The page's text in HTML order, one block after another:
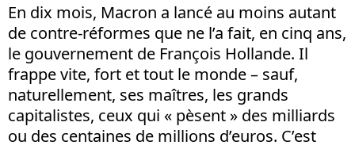
En dix mois, Macron a lancé au moins autant
de contre-réformes que ne l’a fait, en cinq ans,
le gouvernement de François Hollande. Il
frappe vite, fort et tout le monde – sauf,
naturellement, ses maîtres, les grands
capitalistes, ceux qui « pèsent » des milliards
ou des centaines de millions d’euros. C’est